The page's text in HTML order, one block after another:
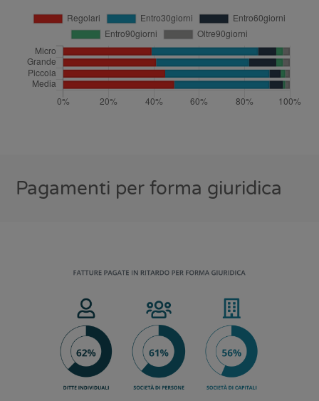
Pagamenti per forma giuridica